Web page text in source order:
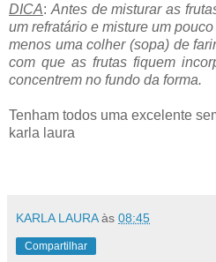
DICA: Antes de misturar as
um refratário e misture um
menos uma colher (sopa) de
com que as frutas fiquem
concentrem no fundo da forma.
Tenham todos uma excelente
karla laura
KARLA LAURA às 08:45
Compartilhar